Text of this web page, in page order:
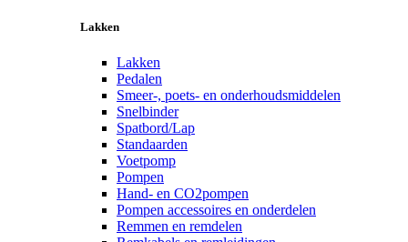
Lakken
Lakken
Pedalen
Smeer-, poets- en onderhoudsmiddelen
Snelbinder
Spatbord/Lap
Standaarden
Voetpomp
Pompen
Hand- en CO2pompen
Pompen accessoires en onderdelen
Remmen en remdelen